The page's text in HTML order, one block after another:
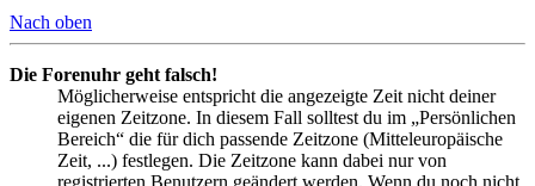
Nach oben
Die Forenuhr geht falsch!
Möglicherweise entspricht die angezeigte Zeit nicht deiner
eigenen Zeitzone. In diesem Fall solltest du im „Persönlichen
Bereich“ die für dich passende Zeitzone (Mitteleuropäische
Zeit, ...) festlegen. Die Zeitzone kann dabei nur von